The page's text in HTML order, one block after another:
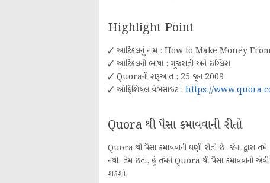
Highlight Point
✓ આર્ટિકલનું નામ : How to Make Money
✓ આર્ટિકલની ભાષા : ગુજરાતી અને ઇંગ્લિશ
✓ Quoraની શરૂઆત : 25 જૂન 2009
✓ ઓફિશિયલ વેબસાઇટ : https://
Quora થી પૈસા કમાવવાની રીતો
Quora થી પૈસા કમાવવાની ઘણી રીતો છે. જેના
નથી. તેમ છતાં, હું તમને Quora થી પૈસા કમાવવાની એવી
શકશો.